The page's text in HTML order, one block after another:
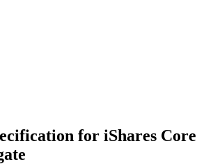
for iShares Core